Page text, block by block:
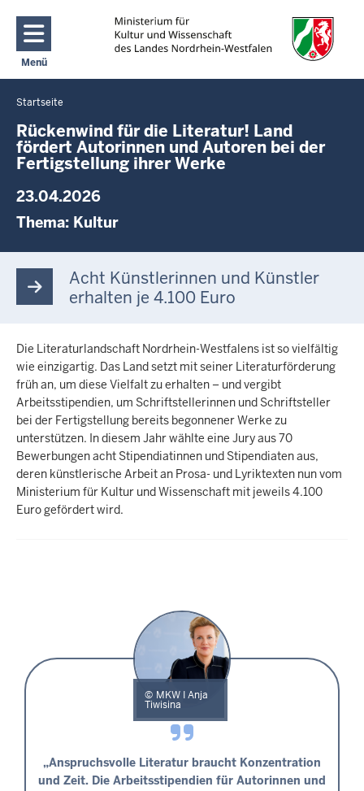
Direkt zum Inhalt
Menü
Navigation aktivieren/deaktivieren: Main Menu
Sie
befinden
sich
hier
Startseite
Rückenwind für die Literatur! Land
fördert Autorinnen und Autoren bei der
Fertigstellung ihrer Werke
23.04.2026
Thema: Kultur
Acht Künstlerinnen und Künstler
erhalten je 4.100 Euro
Die Literaturlandschaft Nordrhein-Westfalens ist so vielfältig
wie einzigartig. Das Land setzt mit seiner Literaturförderung
früh an, um diese Vielfalt zu erhalten – und vergibt
Arbeitsstipendien, um Schriftstellerinnen und Schriftsteller
bei der Fertigstellung bereits begonnener Werke zu
unterstützen. In diesem Jahr wählte eine Jury aus 70
Bewerbungen acht Stipendiatinnen und Stipendiaten aus,
deren künstlerische Arbeit an Prosa- und Lyriktexten nun vom
Ministerium für Kultur und Wissenschaft mit jeweils 4.100
Euro gefördert wird.
MKW I Anja
Tiwisina
„Anspruchsvolle Literatur braucht Konzentration
und Zeit. Die Arbeitsstipendien für Autorinnen und